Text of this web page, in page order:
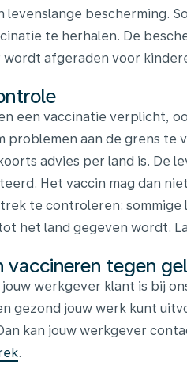
levenslange bescherming.
te herhalen. De
afgeraden voor
een vaccinatie verplicht,
problemen aan de grens
advies per land is. De
Het vaccin mag dan
te controleren: sommige
het land gegeven wordt.
vaccineren tegen
jouw werkgever klant is bij
gezond jouw werk kunt
kan jouw werkgever
.